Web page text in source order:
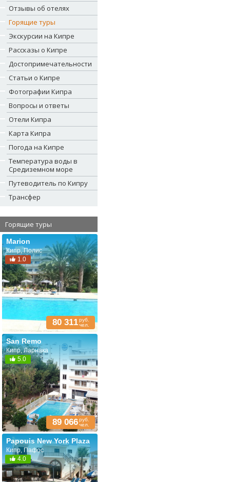
Отзывы об отелях
Горящие туры
Экскурсии на Кипре
Рассказы о Кипре
Достопримечательности
Статьи о Кипре
Фотографии Кипра
Вопросы и ответы
Отели Кипра
Карта Кипра
Погода на Кипре
Температура воды в
Средиземном море
Путеводитель по Кипру
Трансфер
Горящие туры
Marion
Кипр, Полис
1.0
80 311руб.
чел.
San Remo
Кипр, Ларнака
5.0
89 066руб.
чел.
Papouis New York Plaza
Кипр, Пафос
4.0